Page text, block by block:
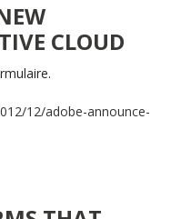
CLOUD
12/adobe-announce-